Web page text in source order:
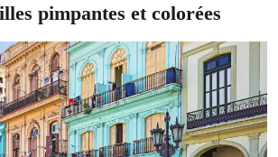
pimpantes et colorées